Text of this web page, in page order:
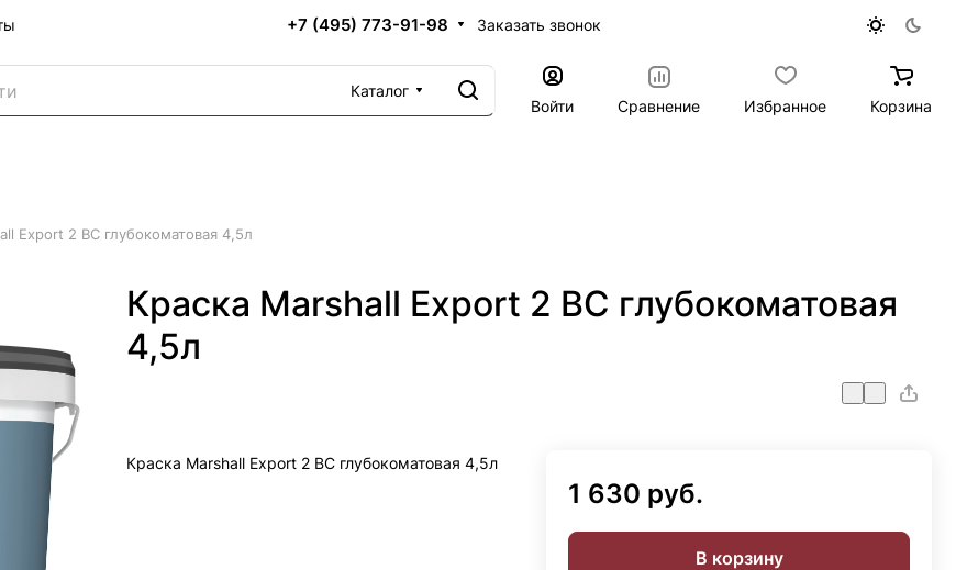
+7 (495) 773-91-98 Заказать звонок
Каталог
Войти
Сравнение Избранное Корзина
Export 2 BC глубокоматовая 4,5л
Краска Marshall Export 2 BC глубокоматовая
4,5л
Краска Marshall Export 2 BC глубокоматовая 4,5л
1 630 руб.
В корзину